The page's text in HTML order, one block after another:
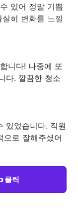
있어 정말 기쁩
히 변화를 느낄
니다! 나중에 또
다. 깔끔한 청소
있었습니다. 직원
으로 잘해주셨어
클릭